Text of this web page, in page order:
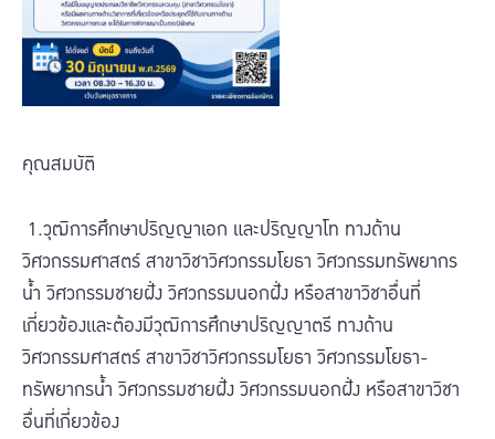
คุณสมบัติ
1.วุฒิการศึกษาปริญญาเอก และปริญญาโท ทางด้าน
วิศวกรรมศาสตร์ สาขาวิชาวิศวกรรมโยธา วิศวกรรมทรัพยากร
น้ำ วิศวกรรมชายฝั่ง วิศวกรรมนอกฝั่ง หรือสาขาวิชาอื่นที่
เกี่ยวข้องและต้องมีวุฒิการศึกษาปริญญาตรี ทางด้าน
วิศวกรรมศาสตร์ สาขาวิชาวิศวกรรมโยธา วิศวกรรมโยธา-
ทรัพยากรน้ำ วิศวกรรมชายฝั่ง วิศวกรรมนอกฝั่ง หรือสาขาวิชา
อื่นที่เกี่ยวข้อง